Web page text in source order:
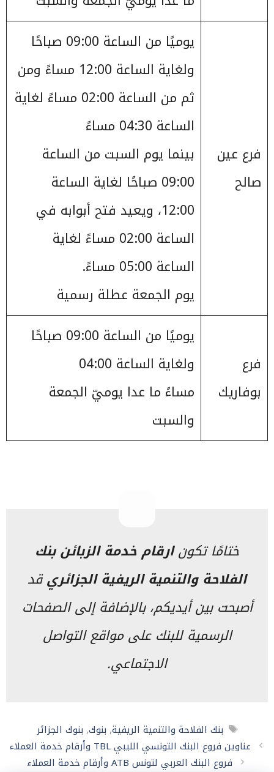
فرع عين
صالح
يوميًا من الساعة 09:00 صباحًا
ولغاية الساعة 12:00 مساءً ومن
ثم من الساعة 02:00 مساءً لغاية
الساعة 04:30 مساءً
بينما يوم السبت من الساعة
09:00 صباحًا لغاية الساعة
12:00، ويعيد فتح أبوابه في
الساعة 02:00 مساءً لغاية
الساعة 05:00 مساءً.
يوم الجمعة عطلة رسمية
فرع
بوفاريك
يوميًا من الساعة 09:00 صباحًا
ولغاية الساعة 04:00
مساءً ما عدا يوميّ الجمعة
والسبت
ختامًا تكونارقام خدمة الزبائن بنك
الفلاحة والتنمية الريفية الجزائريقد
أصبحت بين أيديكم، بالإضافة إلى الصفحات
الرسمية للبنك على مواقع التواصل
الاجتماعي.
الوسوم
بنك الفلاحة والتنمية الريفية, بنوك, بنوك الجزائر
عناوين فروع البنك التونسي الليبي TBL وأرقام خدمة العملاء
فروع البنك العربي لتونس ATB وأرقام خدمة العملاء